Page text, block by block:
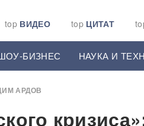
top ВИДЕО top ЦИТАТ
БИЗНЕС НАУКА И
АРДОВ